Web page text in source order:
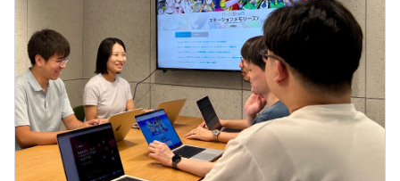
っています。
◆社内勉強会制度「シェアナレ！」
1日1時間、業務として勉強会・自習を行える制度です。自
ら開催することも、誰かが企画したものに参加すること
も、自習もすべてOKです。
会社で利用している技術以外の勉強会も頻繁に行われてお
り、デザイナー等の勉強会に参加するエンジニアも複数い
役職手当：5000円～
固定賞与：基本給2ヵ月分
変動賞与：会社の業績及び個人の成果により変動
※超過した時間外労働の残業手当は追加支給
※年2回（2月、8月）目標管理制度による給与見直しと、
賞与あり
※給与は保有されるスキル・経験・能力等を考慮し決定